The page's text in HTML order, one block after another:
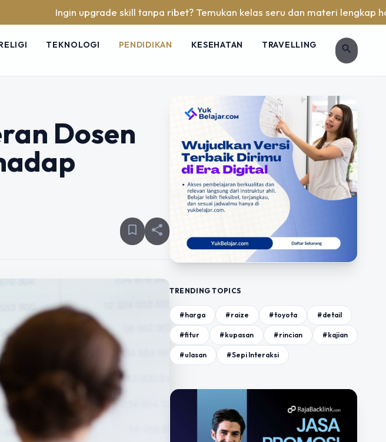
Ingin upgrade skill tanpa ribet? Temukan kelas seru dan materi lengkap hanya di
TEKNOLOGI PENDIDIKAN KESEHATAN TRAVELLING search
Dosen
bookmark_border share
TRENDING TOPICS
#harga #raize #toyota #detail
#fitur #kupasan #rincian #kajian
#ulasan #Sepi Interaksi